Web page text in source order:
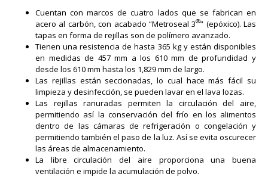
Cuentan con marcos de cuatro lados que se fabrican en
acero al carbón, con acabado “Metroseal 3®” (epóxico). Las
tapas en forma de rejillas son de polímero avanzado.
Tienen una resistencia de hasta 365 kg y están disponibles
en medidas de 457 mm a los 610 mm de profundidad y
desde los 610 mm hasta los 1,829 mm de largo.
Las rejillas están seccionadas, lo cual hace más fácil su
limpieza y desinfección, se pueden lavar en el lava lozas.
Las rejillas ranuradas permiten la circulación del aire,
permitiendo así la conservación del frío en los alimentos
dentro de las cámaras de refrigeración o congelación y
permitiendo también el paso de la luz. Así se evita oscurecer
las áreas de almacenamiento.
La libre circulación del aire proporciona una buena
ventilación e impide la acumulación de polvo.